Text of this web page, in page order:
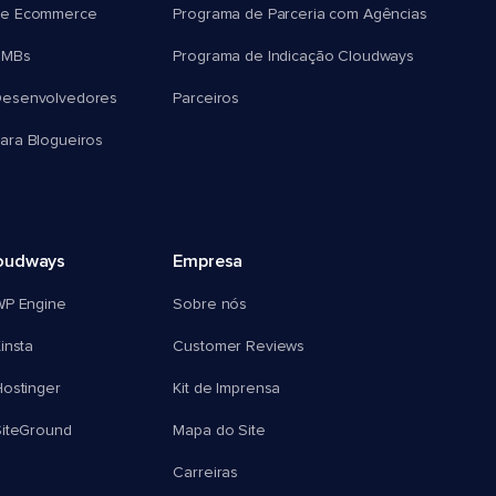
Ecommerce
Blogueiros
Programa de Parceria com Agências
Programa de Indicação Cloudways
Parceiros
Engine
Empresa
Sobre nós
Customer Reviews
Kit de Imprensa
Mapa do Site
Carreiras